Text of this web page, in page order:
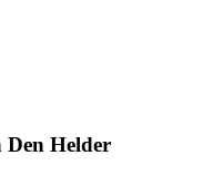
Den Helder